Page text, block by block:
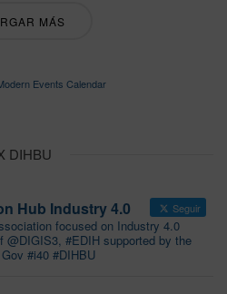
MÁS
Events Calendar
DIHBU
Hub Industry 4.0 Seguir
focused on Industry 4.0
@DIGIS3, #EDIH supported by the
#i40 #DIHBU